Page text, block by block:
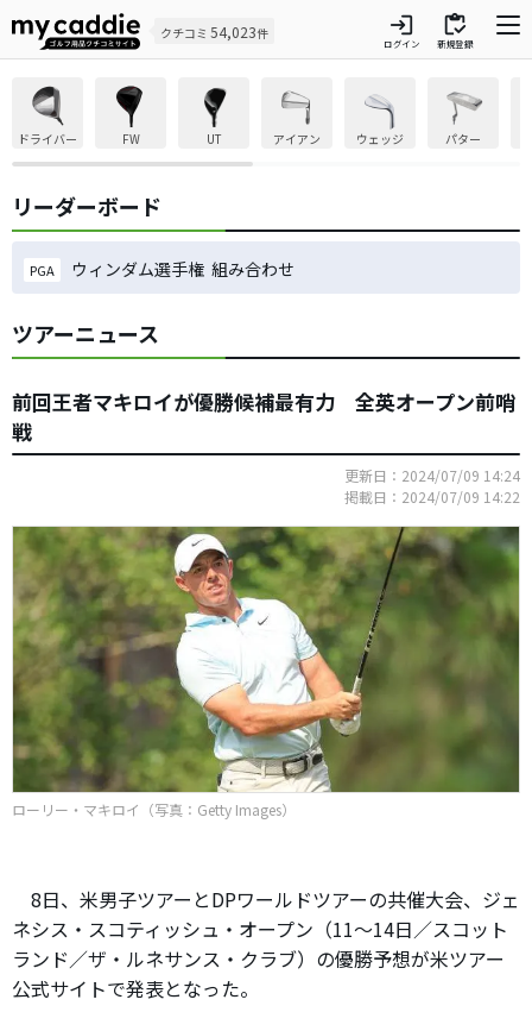
クチコミ 54,023件 login
ログイン
inventory
新規登録
ドライバー FW UT アイアン ウェッジ パター
リーダーボード
PGA ウィンダム選手権 組み合わせ
ツアーニュース
前回王者マキロイが優勝候補最有力 全英オープン前哨
戦
更新日：2024/07/09 14:24
掲載日：2024/07/09 14:22
ローリー・マキロイ（写真：Getty Images）
8日、米男子ツアーとDPワールドツアーの共催大会、ジェ
ネシス・スコティッシュ・オープン（11～14日／スコット
ランド／ザ・ルネサンス・クラブ）の優勝予想が米ツアー
公式サイトで発表となった。